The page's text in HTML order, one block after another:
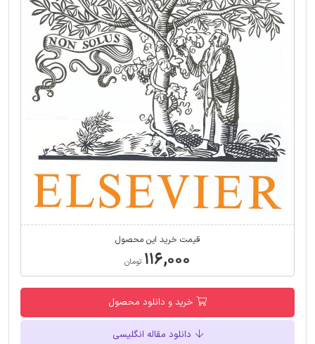
قیمت خرید این محصول
۱۱۶,۰۰۰ تومان
خرید و دانلود محصول
دانلود مقاله انگلیسی